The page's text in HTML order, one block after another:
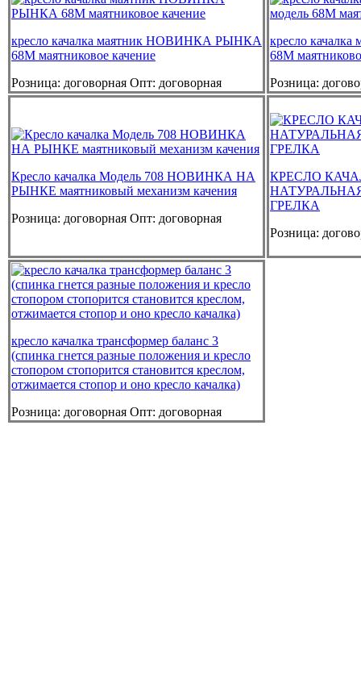
кресло качалка маятник НОВИНКА РЫНКА
68М маятниковое качение
Розница: договорная Опт: договорная
кресло
68М
Розница:
Кресло качалка Модель 708 НОВИНКА НА
РЫНКЕ маятниковый механизм качения
Розница: договорная Опт: договорная
КРЕСЛО
ГРЕЛКА
Розница:
кресло качалка трансформер баланс 3
(спинка гнется разные положения и кресло
стопором стопорится становится креслом,
отжимается стопор и оно кресло качалка)
Розница: договорная Опт: договорная